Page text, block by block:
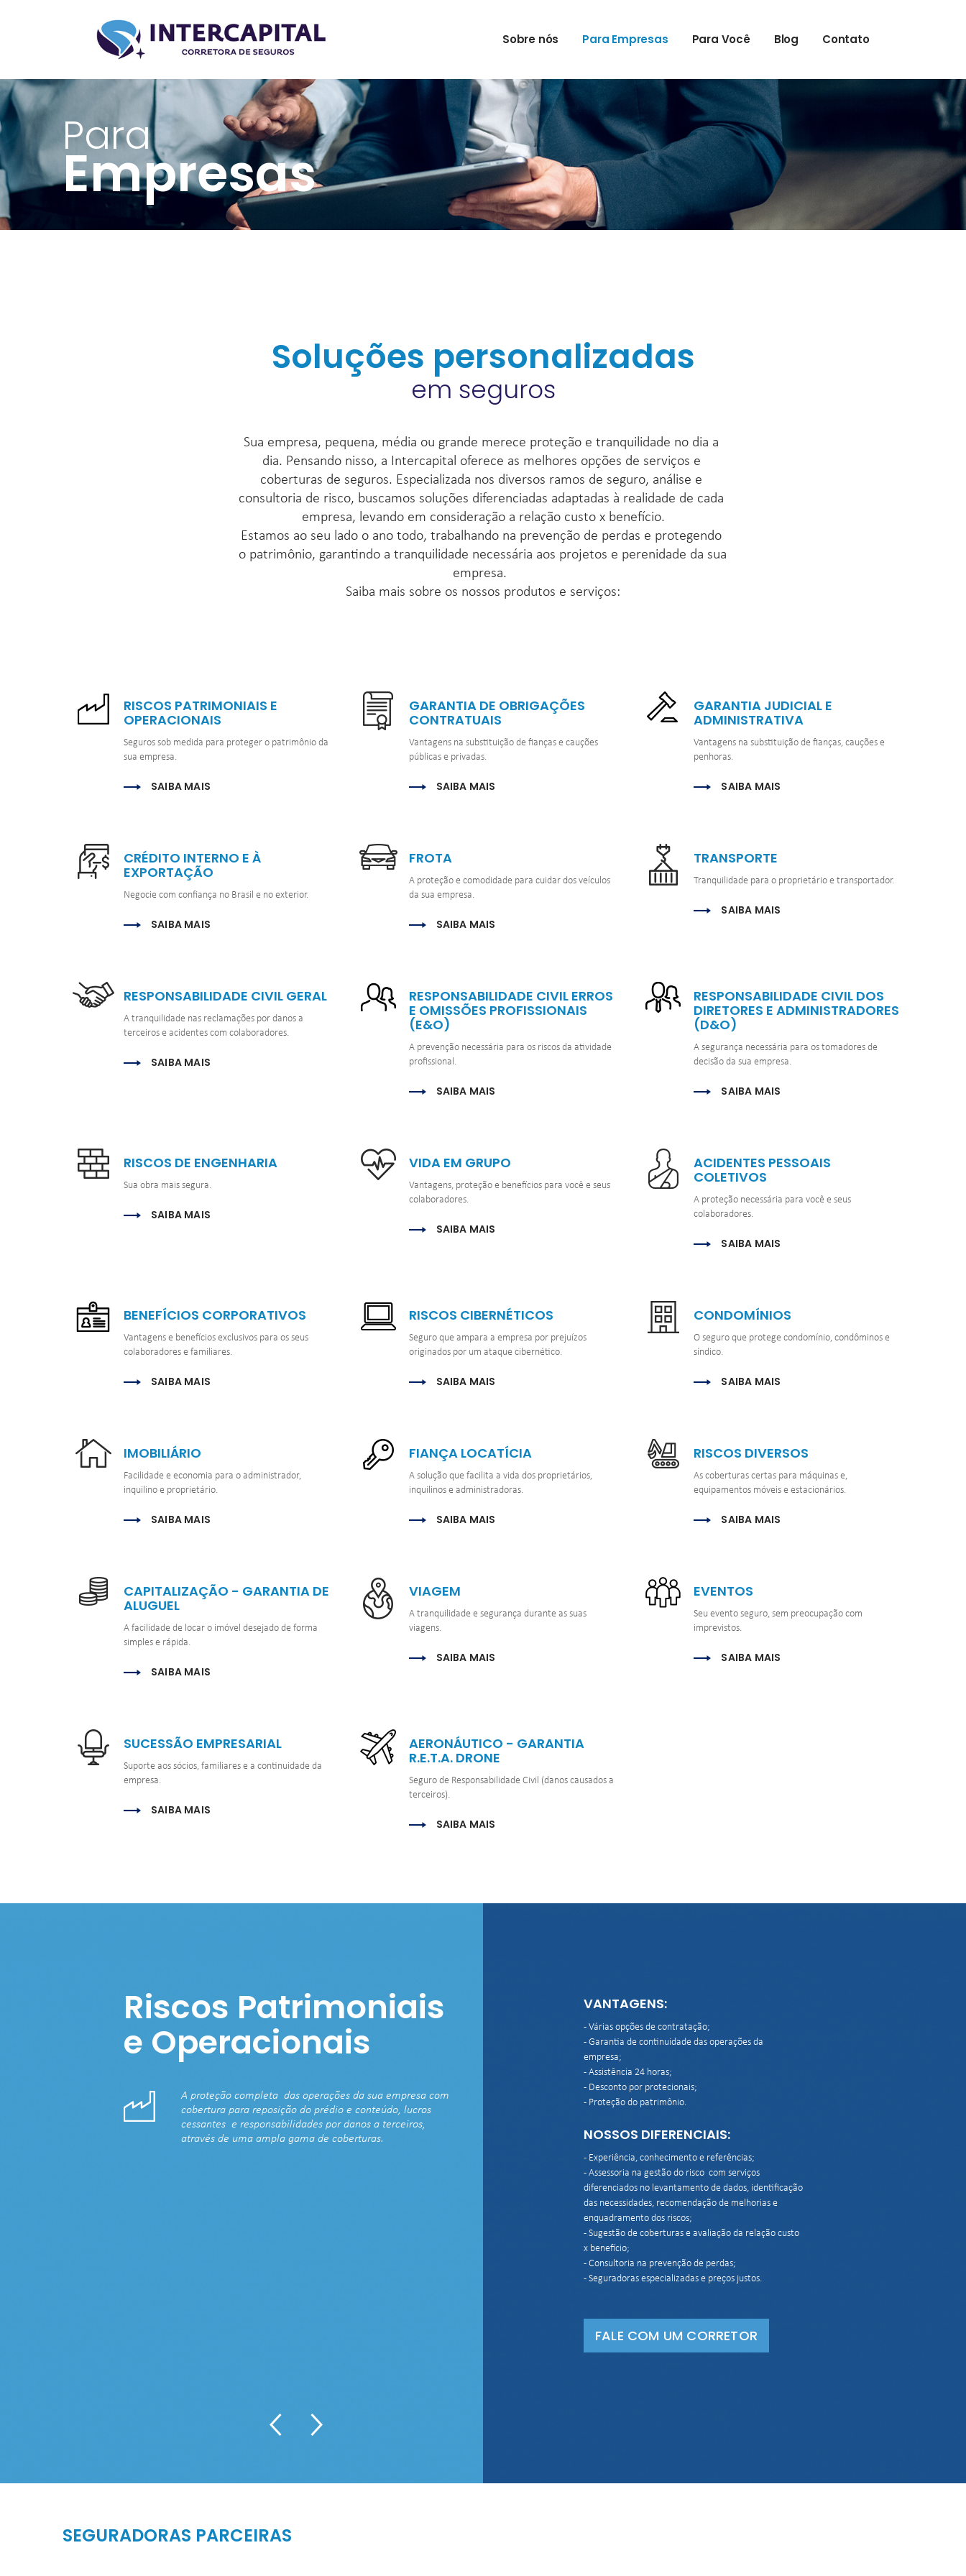
Sobre nós Para Empresas Para Você Blog Contato
Empresas
Soluções personalizadas
em seguros
Sua empresa, pequena, média ou grande merece proteção e tranquilidade no dia a
dia. Pensando nisso, a Intercapital oferece as melhores opções de serviços e
coberturas de seguros. Especializada nos diversos ramos de seguro, análise e
consultoria de risco, buscamos soluções diferenciadas adaptadas à realidade de cada
empresa, levando em consideração a relação custo x benefício.
Estamos ao seu lado o ano todo, trabalhando na prevenção de perdas e protegendo
o patrimônio, garantindo a tranquilidade necessária aos projetos e perenidade da sua
empresa.
Saiba mais sobre os nossos produtos e serviços:
RISCOS PATRIMONIAIS E
OPERACIONAIS
Seguros sob medida para proteger o patrimônio da
sua empresa.
SAIBA MAIS
GARANTIA DE OBRIGAÇÕES
CONTRATUAIS
Vantagens na substituição de fianças e cauções
públicas e privadas.
SAIBA MAIS
GARANTIA JUDICIAL E
ADMINISTRATIVA
Vantagens na substituição de fianças, cauções e
penhoras.
SAIBA MAIS
CRÉDITO INTERNO E À
EXPORTAÇÃO
Negocie com confiança no Brasil e no exterior.
SAIBA MAIS
FROTA
A proteção e comodidade para cuidar dos veículos
da sua empresa.
SAIBA MAIS
TRANSPORTE
Tranquilidade para o proprietário e transportador.
SAIBA MAIS
RESPONSABILIDADE CIVIL GERAL
A tranquilidade nas reclamações por danos a
terceiros e acidentes com colaboradores.
SAIBA MAIS
RESPONSABILIDADE CIVIL ERROS
E OMISSÕES PROFISSIONAIS
(E&O)
A prevenção necessária para os riscos da atividade
profissional.
SAIBA MAIS
RESPONSABILIDADE CIVIL DOS
DIRETORES E ADMINISTRADORES
(D&O)
A segurança necessária para os tomadores de
decisão da sua empresa.
SAIBA MAIS
RISCOS DE ENGENHARIA
Sua obra mais segura.
SAIBA MAIS
VIDA EM GRUPO
Vantagens, proteção e benefícios para você e seus
colaboradores.
SAIBA MAIS
ACIDENTES PESSOAIS
COLETIVOS
A proteção necessária para você e seus
colaboradores.
SAIBA MAIS
BENEFÍCIOS CORPORATIVOS
Vantagens e benefícios exclusivos para os seus
colaboradores e familiares.
SAIBA MAIS
RISCOS CIBERNÉTICOS
Seguro que ampara a empresa por prejuízos
originados por um ataque cibernético.
SAIBA MAIS
CONDOMÍNIOS
O seguro que protege condomínio, condôminos e
síndico.
SAIBA MAIS
IMOBILIÁRIO
Facilidade e economia para o administrador,
inquilino e proprietário.
SAIBA MAIS
FIANÇA LOCATÍCIA
A solução que facilita a vida dos proprietários,
inquilinos e administradoras.
SAIBA MAIS
RISCOS DIVERSOS
As coberturas certas para máquinas e,
equipamentos móveis e estacionários.
SAIBA MAIS
CAPITALIZAÇÃO - GARANTIA DE
ALUGUEL
A facilidade de locar o imóvel desejado de forma
simples e rápida.
SAIBA MAIS
VIAGEM
A tranquilidade e segurança durante as suas
viagens.
SAIBA MAIS
EVENTOS
Seu evento seguro, sem preocupação com
imprevistos.
SAIBA MAIS
SUCESSÃO EMPRESARIAL
Suporte aos sócios, familiares e a continuidade da
empresa.
SAIBA MAIS
AERONÁUTICO - GARANTIA
R.E.T.A. DRONE
Seguro de Responsabilidade Civil (danos causados a
terceiros).
SAIBA MAIS
Riscos Patrimoniais
e Operacionais
A proteção completa  das operações da sua empresa com
cobertura para reposição do prédio e conteúdo, lucros
cessantes  e responsabilidades por danos a terceiros,
através de uma ampla gama de coberturas.
VANTAGENS:
- Várias opções de contratação;
- Garantia de continuidade das operações da
empresa;
- Assistência 24 horas;
- Desconto por protecionais;
- Proteção do patrimônio.
NOSSOS DIFERENCIAIS:
- Experiência, conhecimento e referências;
- Assessoria na gestão do risco  com serviços
diferenciados no levantamento de dados, identificação
das necessidades, recomendação de melhorias e
enquadramento dos riscos;
- Sugestão de coberturas e avaliação da relação custo
x benefício;
- Consultoria na prevenção de perdas;
- Seguradoras especializadas e preços justos.
FALE COM UM CORRETOR
SEGURADORAS PARCEIRAS